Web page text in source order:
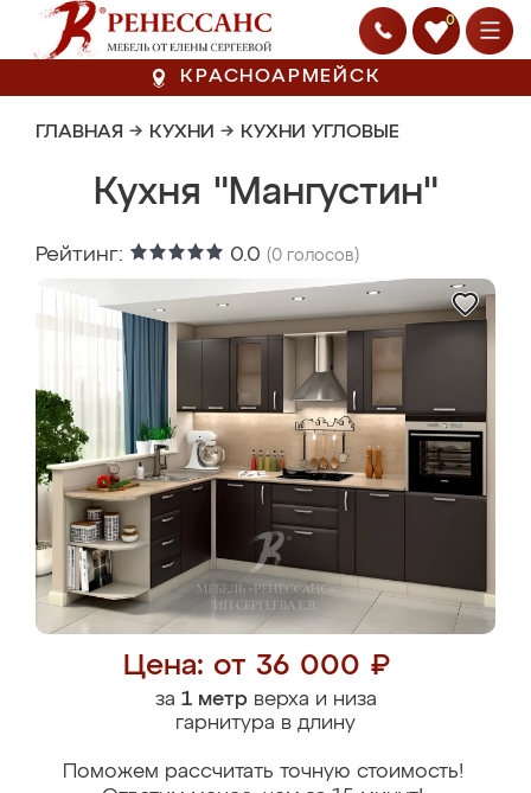
0
КРАСНОАРМЕЙСК
ГЛАВНАЯ → КУХНИ → КУХНИ УГЛОВЫЕ
Кухня "Мангустин"
Рейтинг: 0.0 (0 голосов)
Цена: от 36 000 ₽
за 1 метрверха и низа
гарнитура в длину
Поможем рассчитать точную стоимость!